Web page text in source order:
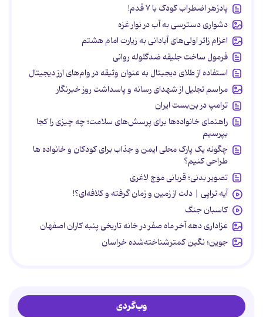
پادزهر اضطراب کودک با ۷ قدم!
دشواری دسترسی به آب در نوار غزه
اعزام زائر اولی‌های آبادانی به زیارت امام هشتم
فرمول ساخت جلیقه ضدگلوله روانی
استفاده از طلای دیجیتال به عنوان وثیقه در وام‌های ارز دیجیتال
مراسم تجلیل از شهدای رسانه و پاسداشت روز خبرنگار
ترامپ در بن‌بست ایران
راهنمای خانواده‌ها برای پرسش‌های سلامت؛ چه چیزی را کجا
بپرسیم
چگونه یک پارک محلی ایمن و جذاب برای کودکان و خانواده ها
طراحی کنیم؟
تصویر بدنی؛ قربانی موج لاغری
آیه تراپی | دلت از زمین و زمان گرفته و کلافه‌ای؟!
کاسبان جنگ
عزاداری دهه آخر ماه صفر در خانه تاریخی پنبه کاران اصفهان
جوین؛ نگین کمترشناخته‌شده خراسان
وب‌گردی